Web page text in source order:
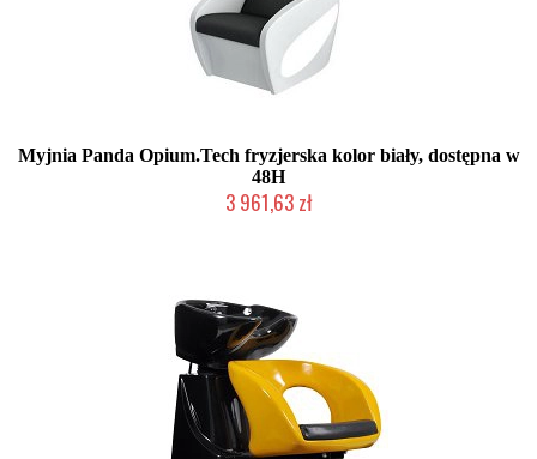
Myjnia Panda Opium.Tech fryzjerska kolor biały, dostępna w
48H
3 961,63 zł